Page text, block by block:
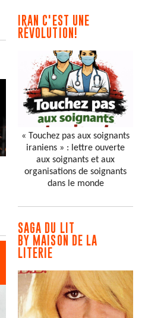
IRAN C'EST UNE
RÉVOLUTION!
« Touchez pas aux soignants
iraniens » : lettre ouverte
aux soignants et aux
organisations de soignants
dans le monde
SAGA DU LIT
BY MAISON DE LA
LITERIE